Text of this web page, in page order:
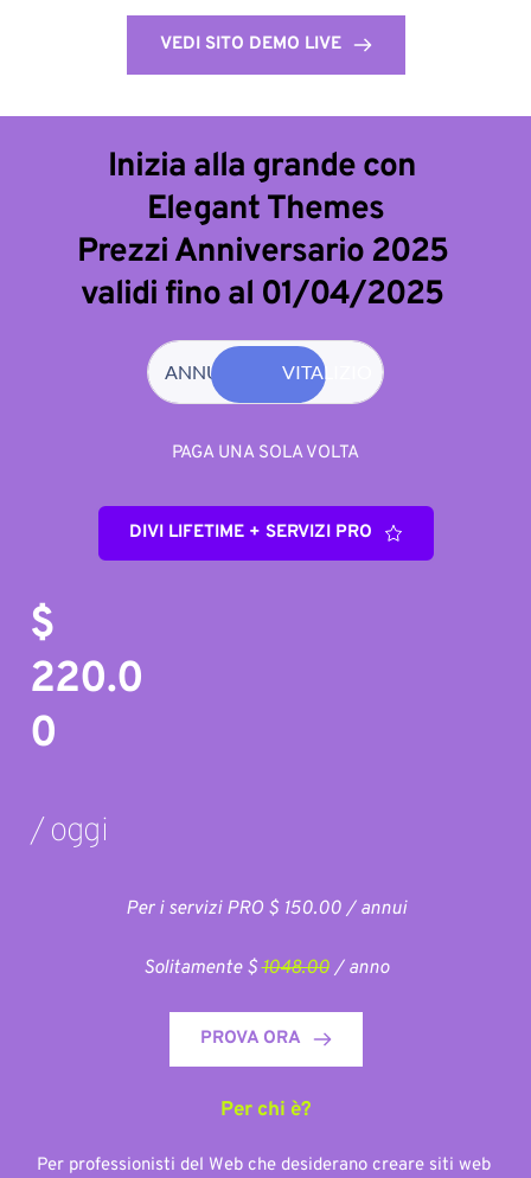
VEDI SITO DEMO LIVE
Inizia alla grande con
Elegant Themes
validi fino al 01/04/2025
ANNUALE VITALIZIO
PAGA UNA SOLA VOLTA
DIVI LIFETIME + SERVIZI PRO
$
220.0
0
/ oggi
Per i servizi PRO $ 150.00 / annui
Solitamente $ 1048.00 / anno
PROVA ORA
Per chi è?
Per professionisti del Web che desiderano creare siti web